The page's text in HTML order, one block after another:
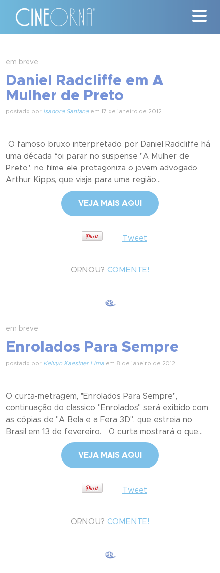
News
#ClássicosCineOrna
Nossa História
em breve
Daniel Radcliffe em A
Mulher de Preto
postado por Isadora Santana em 17 de janeiro de 2012
O famoso bruxo interpretado por Daniel Radcliffe há
uma década foi parar no suspense "A Mulher de
Preto", no filme ele protagoniza o jovem advogado
Arthur Kipps, que viaja para uma região...
VEJA MAIS AQUI
Tweet
ORNOU? COMENTE!
em breve
Enrolados Para Sempre
postado por Kelvyn Kaestner Lima em 8 de janeiro de 2012
O curta-metragem, "Enrolados Para Sempre",
continuação do classico "Enrolados" será exibido com
as cópias de "A Bela e a Fera 3D", que estreia no
Brasil em 13 de fevereiro. O curta mostrará o que...
VEJA MAIS AQUI
Tweet
ORNOU? COMENTE!